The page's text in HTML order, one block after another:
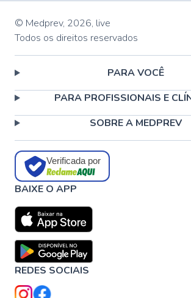
© Medprev, 2026, live
Todos os direitos reservados
PARA VOCÊ
PARA PROFISSIONAIS E
SOBRE A MEDPREV
Verificada por
BAIXE O APP
REDES SOCIAIS